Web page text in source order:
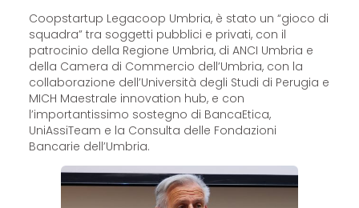
Coopstartup Legacoop Umbria, è stato un “gioco di
squadra” tra soggetti pubblici e privati, con il
patrocinio della Regione Umbria, di ANCI Umbria e
della Camera di Commercio dell’Umbria, con la
collaborazione dell’Università degli Studi di Perugia e
MICH Maestrale innovation hub, e con
l’importantissimo sostegno di BancaEtica,
UniAssiTeam e la Consulta delle Fondazioni
Bancarie dell’Umbria.